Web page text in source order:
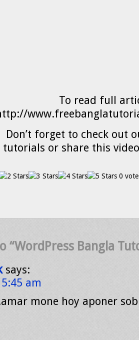
To read full
Don’t forget to check out
tutorials or share this
0
“WordPress Bangla
says:
am
mone hoy aponer